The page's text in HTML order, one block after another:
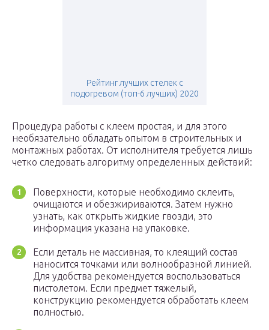
Рейтинг лучших стелек с
подогревом (топ-6 лучших) 2020
Процедура работы с клеем простая, и для этого
необязательно обладать опытом в строительных и
монтажных работах. От исполнителя требуется лишь
четко следовать алгоритму определенных действий:
Поверхности, которые необходимо склеить,
очищаются и обезжириваются. Затем нужно
узнать, как открыть жидкие гвозди, это
информация указана на упаковке.
Если деталь не массивная, то клеящий состав
наносится точками или волнообразной линией.
Для удобства рекомендуется воспользоваться
пистолетом. Если предмет тяжелый,
конструкцию рекомендуется обработать клеем
полностью.